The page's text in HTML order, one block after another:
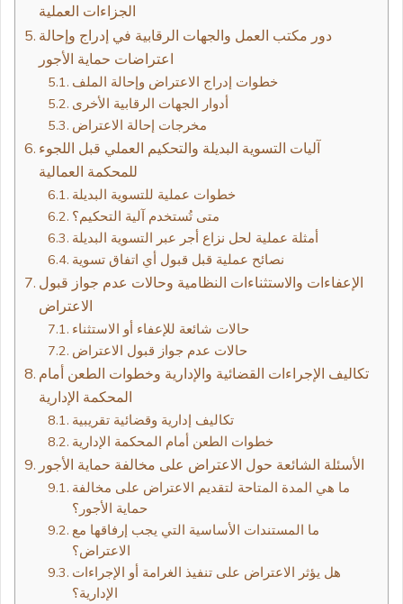
الجزاءات العملية
دور مكتب العمل والجهات الرقابية في إدراج وإحالة
اعتراضات حماية الأجور
خطوات إدراج الاعتراض وإحالة الملف
أدوار الجهات الرقابية الأخرى
مخرجات إحالة الاعتراض
آليات التسوية البديلة والتحكيم العملي قبل اللجوء
للمحكمة العمالية
خطوات عملية للتسوية البديلة
متى تُستخدم آلية التحكيم؟
أمثلة عملية لحل نزاع أجر عبر التسوية البديلة
نصائح عملية قبل قبول أي اتفاق تسوية
الإعفاءات والاستثناءات النظامية وحالات عدم جواز قبول
الاعتراض
حالات شائعة للإعفاء أو الاستثناء
حالات عدم جواز قبول الاعتراض
تكاليف الإجراءات القضائية والإدارية وخطوات الطعن أمام
المحكمة الإدارية
تكاليف إدارية وقضائية تقريبية
خطوات الطعن أمام المحكمة الإدارية
الأسئلة الشائعة حول الاعتراض على مخالفة حماية الأجور
ما هي المدة المتاحة لتقديم الاعتراض على مخالفة
حماية الأجور؟
ما المستندات الأساسية التي يجب إرفاقها مع
الاعتراض؟
هل يؤثر الاعتراض على تنفيذ الغرامة أو الإجراءات
الإدارية؟